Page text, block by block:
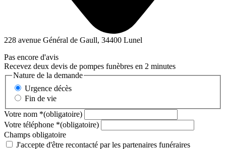
228 avenue Général de Gaull, 34400 Lunel
Pas encore d'avis
Recevez deux devis de pompes funèbres en 2 minutes
Nature de la demande
Urgence décès
Fin de vie
Votre nom *(obligatoire)
Votre téléphone *(obligatoire)
Champs obligatoire
J'accepte d'être recontacté par les partenaires funéraires